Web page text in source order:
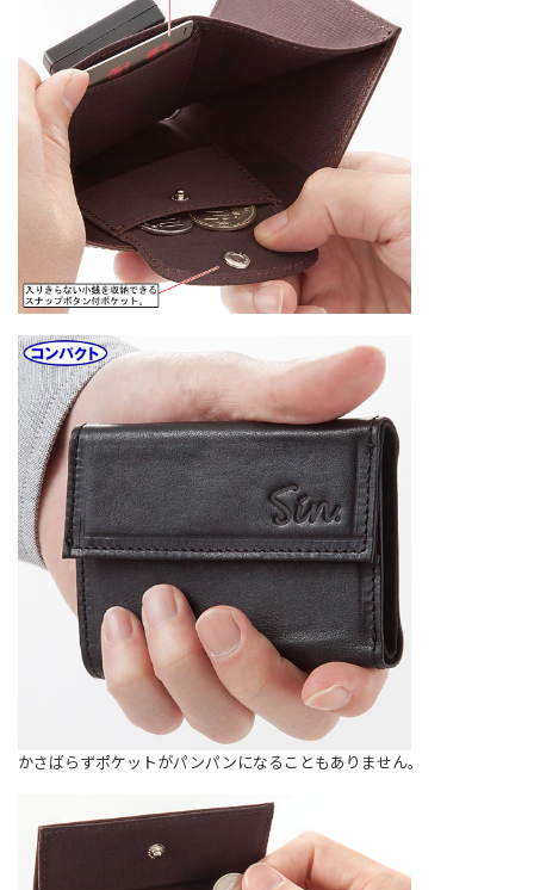
かさばらずポケットがパンパンになることもありません。